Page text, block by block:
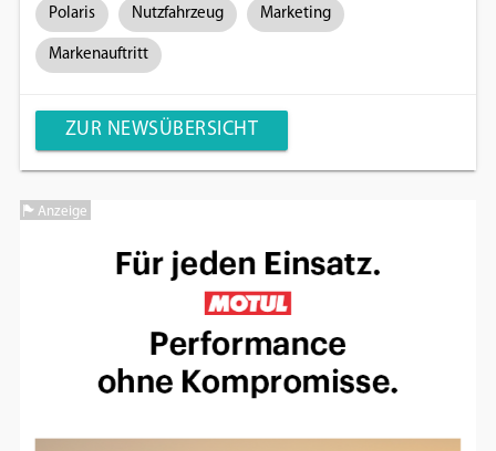
Polaris Nutzfahrzeug Marketing
Markenauftritt
ZUR NEWSÜBERSICHT
Anzeige